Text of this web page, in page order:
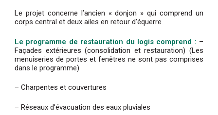
Le projet concerne l’ancien « donjon » qui comprend un
corps central et deux ailes en retour d’équerre.
Le programme de restauration du logis comprend : –
Façades extérieures (consolidation et restauration) (Les
menuiseries de portes et fenêtres ne sont pas comprises
dans le programme)
– Charpentes et couvertures
– Réseaux d’évacuation des eaux pluviales